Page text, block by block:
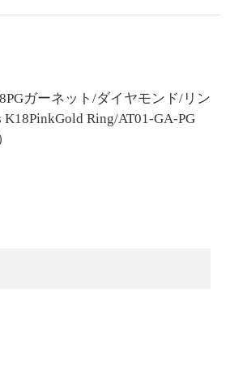
ガーネット/ダイヤモンド/リン
K18PinkGold Ring/AT01-GA-PG